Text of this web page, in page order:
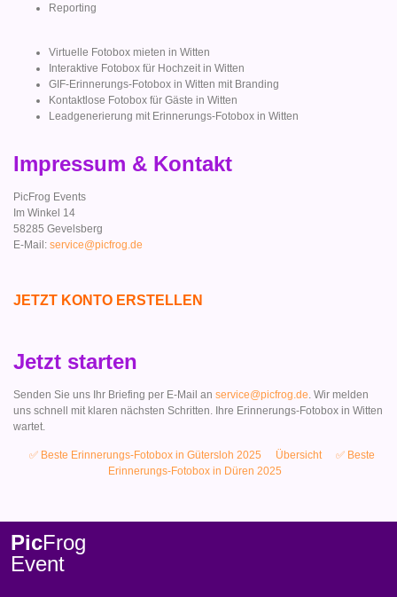
Reporting
Virtuelle Fotobox mieten in Witten
Interaktive Fotobox für Hochzeit in Witten
GIF-Erinnerungs-Fotobox in Witten mit Branding
Kontaktlose Fotobox für Gäste in Witten
Leadgenerierung mit Erinnerungs-Fotobox in Witten
Impressum & Kontakt
PicFrog Events
Im Winkel 14
58285 Gevelsberg
E-Mail: service@picfrog.de
JETZT KONTO ERSTELLEN
Jetzt starten
Senden Sie uns Ihr Briefing per E-Mail an service@picfrog.de . Wir melden
uns schnell mit klaren nächsten Schritten. Ihre Erinnerungs-Fotobox in Witten
wartet.
✅ Beste Erinnerungs-Fotobox in Gütersloh 2025 Übersicht
✅ Beste
Erinnerungs-Fotobox in Düren 2025
PicFrog
Event